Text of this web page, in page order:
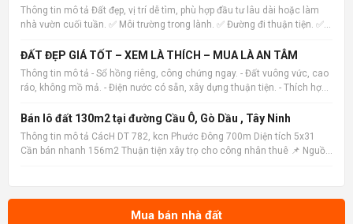
Thông tin mô tả Đất đẹp, vị trí dễ tìm, phù hợp đầu tư lâu dài hoặc làm
nhà vườn cuối tuần. ✅ Môi trường trong lành. ✅ Đường đi thuận tiện. ✅
và vị trí. 📌 Nguồn tin: Muabannhadat
ĐẤT ĐẸP GIÁ TỐT – XEM LÀ THÍCH – MUA LÀ AN TÂM
Thông tin mô tả - Sổ hồng riêng, công chứng ngay. - Đất vuông vức, cao
ráo, không mồ mả. - Điện nước có sẵn, xây dựng thuận tiện. - Thích hợp
Muabannhadat.com &mdash; Sàn rao vặt nhà đất uy tín 🔗
Bán lô đất 130m2 tại đường Cầu Ô, Gò Dầu , Tây Ninh
Thông tin mô tả CácH DT 782, kcn Phước Đông 700m Diện tích 5x31
Cần bán nhanh 156m2 Thuận tiện xây trọ cho công nhân thuê 📌 Nguồn
Mua bán nhà đất